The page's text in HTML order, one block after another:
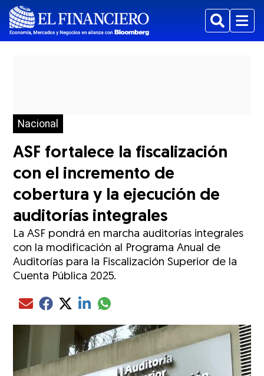
BuscarMenu
Nacional
ASF fortalece la fiscalización
con el incremento de
cobertura y la ejecución de
auditorías integrales
La ASF pondrá en marcha auditorías integrales
con la modificación al Programa Anual de
Auditorías para la Fiscalización Superior de la
Cuenta Pública 2025.
Compartir el artículo actual mediante Email
Compartir el artículo actual mediante Facebook
Compartir el artículo actual mediante Twitter
Compartir el artículo actual mediante LinkedIn
Compartir el artículo actual mediante